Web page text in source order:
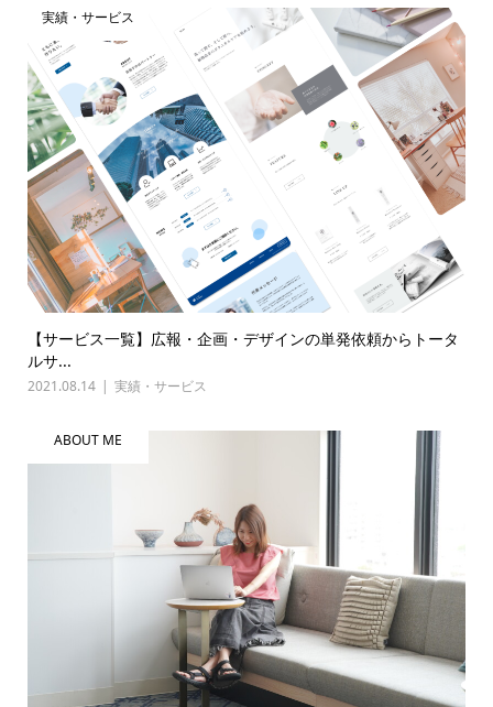
実績・サービス
【サービス一覧】広報・企画・デザインの単発依頼からトータ
ルサ...
2021.08.14 実績・サービス
ABOUT ME